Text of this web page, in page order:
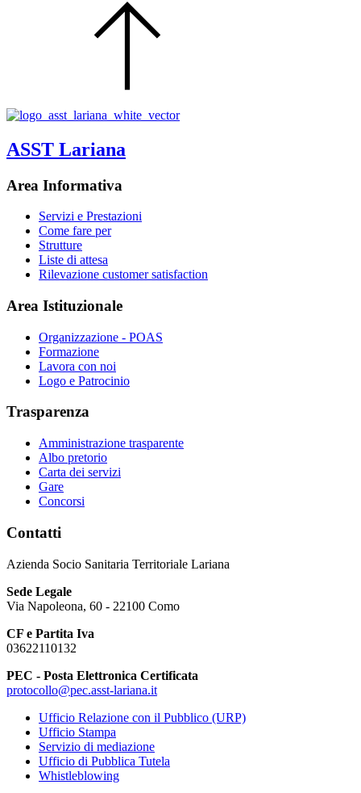
ASST Lariana
Area Informativa
Servizi e Prestazioni
Come fare per
Strutture
Liste di attesa
Rilevazione customer satisfaction
Area Istituzionale
Organizzazione - POAS
Formazione
Lavora con noi
Logo e Patrocinio
Trasparenza
Amministrazione trasparente
Albo pretorio
Carta dei servizi
Gare
Concorsi
Contatti
Azienda Socio Sanitaria Territoriale Lariana
Sede Legale
Via Napoleona, 60 - 22100 Como
CF e Partita Iva
03622110132
PEC - Posta Elettronica Certificata
protocollo@pec.asst-lariana.it
Ufficio Relazione con il Pubblico (URP)
Ufficio Stampa
Servizio di mediazione
Ufficio di Pubblica Tutela
Whistleblowing